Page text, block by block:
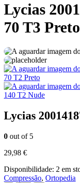
Lycias
70 T3 Preto
70 T2 Preto
140 T2 Nude
Lycias
0 out of 5
29,98 €
Disponibilidade: 2 em
Compressão, Ortopedia